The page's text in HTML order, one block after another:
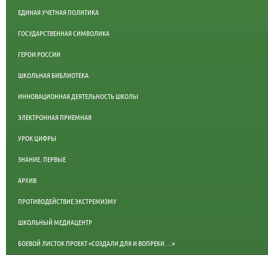
ЕДИНАЯ УЧЕТНАЯ ПОЛИТИКА
ГОСУДАРСТВЕННАЯ СИМВОЛИКА
ГЕРОИ РОССИИ
ШКОЛЬНАЯ БИБЛИОТЕКА
ИННОВАЦИОННАЯ ДЕЯТЕЛЬНОСТЬ ШКОЛЫ
ЭЛЕКТРОННАЯ ПРИЕМНАЯ
УРОК ЦИФРЫ
ЗНАНИЕ. ПЕРВЫЕ
АРХИВ
ПРОТИВОДЕЙСТВИЕ ЭКСТРЕМИЗМУ
ШКОЛЬНЫЙ МЕДИАЦЕНТР
БОЕВОЙ ЛИСТОК ПРОЕКТ «СОЗДАЛИ ДЛЯ И ВОПРЕКИ …»